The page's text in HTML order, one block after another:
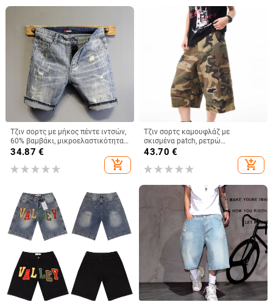
Τζιν σορτς με μήκος πέντε ιντσών,
60% βαμβάκι, μικροελαστικότητα,
κορεατικό στυλ, φαρδιά γραμμή.
34.87 €
add_shopping_cart
Τζιν σορτς καμουφλάζ με
σκισμένα patch, ρετρώ
αμερικανικό στυλ, κοντή γραμμή,
unisex, ύφασμα 75% πολυεστέρας
43.70 €
add_shopping_cart